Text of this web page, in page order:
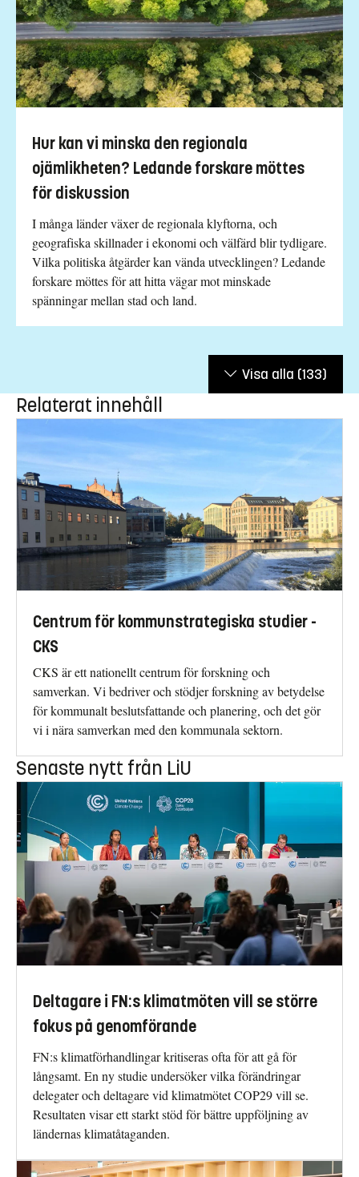
Hur kan vi minska den regionala
ojämlikheten? Ledande forskare möttes
för diskussion
I många länder växer de regionala klyftorna, och
geografiska skillnader i ekonomi och välfärd blir tydligare.
Vilka politiska åtgärder kan vända utvecklingen? Ledande
forskare möttes för att hitta vägar mot minskade
spänningar mellan stad och land.
Visa alla (133)
Relaterat innehåll
Centrum för kommunstrategiska studier -
CKS
CKS är ett nationellt centrum för forskning och
samverkan. Vi bedriver och stödjer forskning av betydelse
för kommunalt beslutsfattande och planering, och det gör
vi i nära samverkan med den kommunala sektorn.
Senaste nytt från LiU
Deltagare i FN:s klimatmöten vill se större
fokus på genomförande
FN:s klimatförhandlingar kritiseras ofta för att gå för
långsamt. En ny studie undersöker vilka förändringar
delegater och deltagare vid klimatmötet COP29 vill se.
Resultaten visar ett starkt stöd för bättre uppföljning av
ländernas klimatåtaganden.